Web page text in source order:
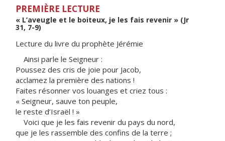
PREMIÈRE LECTURE
« L’aveugle et le boiteux, je les fais revenir » (Jr
31, 7-9)
Lecture du livre du prophète Jérémie
Ainsi parle le Seigneur :
Poussez des cris de joie pour Jacob,
acclamez la première des nations !
Faites résonner vos louanges et criez tous :
« Seigneur, sauve ton peuple,
le reste d’Israël ! »
Voici que je les fais revenir du pays du nord,
que je les rassemble des confins de la terre ;